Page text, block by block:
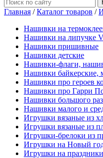
Главная /Каталог товаров /
Нашивки на
Нашивки на липучке
Нашивки пришивные
Нашивки детские
Нашивки-флаги,
Нашивки байкерские,
Нашивки про героев
Нашивки про Гарри
Нашивки большого
Нашивки малого и
Игрушки вязаные из
Игрушки вязаные из
Игрушки-брелоки из
Игрушки на Новый
Игрушки на праздники